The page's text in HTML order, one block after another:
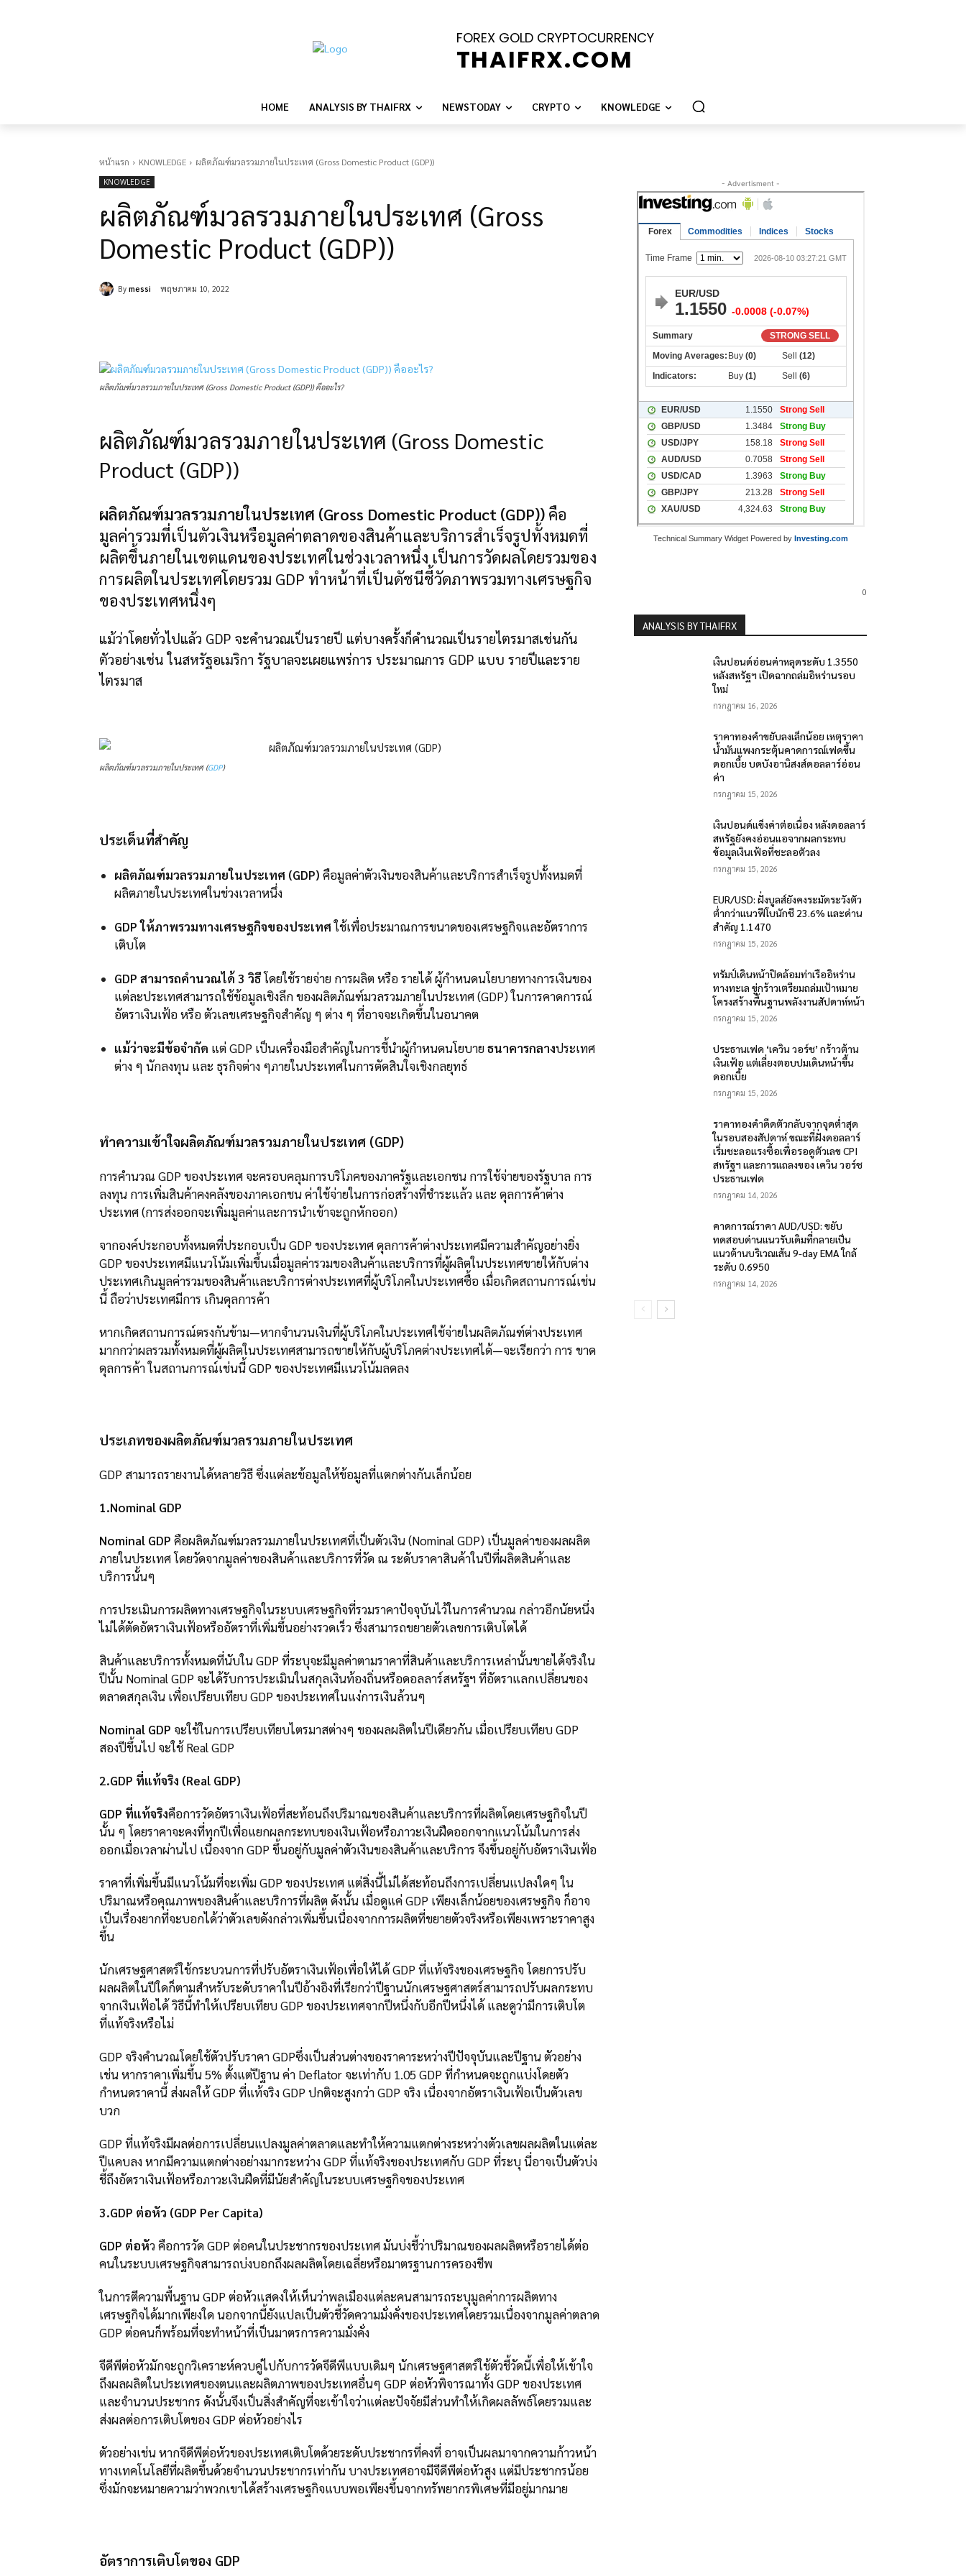
FOREX GOLD CRYPTOCURRENCY
THAIFRX.COM
HOME ANALYSIS BY THAIFRX NEWSTODAY CRYPTO KNOWLEDGE
หน้าแรก KNOWLEDGE ผลิตภัณฑ์มวลรวมภายในประเทศ (Gross Domestic Product (GDP))
KNOWLEDGE
ผลิตภัณฑ์มวลรวมภายในประเทศ (Gross
Domestic Product (GDP))
By messi พฤษภาคม 10, 2022
ผลิตภัณฑ์มวลรวมภายในประเทศ (Gross Domestic Product (GDP)) คืออะไร?
ผลิตภัณฑ์มวลรวมภายในประเทศ (Gross Domestic
Product (GDP))
ผลิตภัณฑ์มวลรวมภายในประเทศ (Gross Domestic Product (GDP)) คือ
มูลค่ารวมที่เป็นตัวเงินหรือมูลค่าตลาดของสินค้าและบริการสำเร็จรูปทั้งหมดที่
ผลิตขึ้นภายในเขตแดนของประเทศในช่วงเวลาหนึ่ง เป็นการวัดผลโดยรวมของ
การผลิตในประเทศโดยรวม GDP ทำหน้าที่เป็นดัชนีชี้วัดภาพรวมทางเศรษฐกิจ
ของประเทศหนึ่งๆ
แม้ว่าโดยทั่วไปแล้ว GDP จะคำนวณเป็นรายปี แต่บางครั้งก็คำนวณเป็นรายไตรมาสเช่นกัน
ตัวอย่างเช่น ในสหรัฐอเมริกา รัฐบาลจะเผยแพร่การ ประมาณการ GDP แบบ รายปีและราย
ไตรมาส
ผลิตภัณฑ์มวลรวมภายในประเทศ (GDP)
ประเด็นที่สำคัญ
ผลิตภัณฑ์มวลรวมภายในประเทศ (GDP) คือมูลค่าตัวเงินของสินค้าและบริการสำเร็จรูปทั้งหมดที่
ผลิตภายในประเทศในช่วงเวลาหนึ่ง
GDP ให้ภาพรวมทางเศรษฐกิจของประเทศใช้เพื่อประมาณการขนาดของเศรษฐกิจและอัตราการ
เติบโต
GDP สามารถคำนวณได้ 3 วิธีโดยใช้รายจ่าย การผลิต หรือ รายได้ ผู้กำหนดนโยบายทางการเงินของ
แต่ละประเทศสามารถใช้ข้อมูลเชิงลึก ของผลิตภัณฑ์มวลรวมภายในประเทศ (GDP) ในการคาดการณ์
อัตราเงินเฟ้อ หรือ ตัวเลขเศรษฐกิจสำคัญ ๆ ต่าง ๆ ที่อาจจะเกิดขึ้นในอนาคต
แม้ว่าจะมีข้อจำกัด แต่ GDP เป็นเครื่องมือสำคัญในการชี้นำผู้กำหนดนโยบายธนาคารกลางประเทศ
ต่าง ๆ นักลงทุน และ ธุรกิจต่าง ๆภายในประเทศในการตัดสินใจเชิงกลยุทธ์
ทำความเข้าใจผลิตภัณฑ์มวลรวมภายในประเทศ (GDP)
การคำนวณ GDP ของประเทศ จะครอบคลุมการบริโภคของภาครัฐและเอกชน การใช้จ่ายของรัฐบาล การ
ลงทุน การเพิ่มสินค้าคงคลังของภาคเอกชน ค่าใช้จ่ายในการก่อสร้างที่ชำระแล้ว และ ดุลการค้าต่าง
ประเทศ (การส่งออกจะเพิ่มมูลค่าและการนำเข้าจะถูกหักออก)
จากองค์ประกอบทั้งหมดที่ประกอบเป็น GDP ของประเทศ ดุลการค้าต่างประเทศมีความสำคัญอย่างยิ่ง
GDP ของประเทศมีแนวโน้มเพิ่มขึ้นเมื่อมูลค่ารวมของสินค้าและบริการที่ผู้ผลิตในประเทศขายให้กับต่าง
ประเทศเกินมูลค่ารวมของสินค้าและบริการต่างประเทศที่ผู้บริโภคในประเทศซื้อ เมื่อเกิดสถานการณ์เช่น
นี้ ถือว่าประเทศมีการ เกินดุลการค้า
หากเกิดสถานการณ์ตรงกันข้าม—หากจำนวนเงินที่ผู้บริโภคในประเทศใช้จ่ายในผลิตภัณฑ์ต่างประเทศ
มากกว่าผลรวมทั้งหมดที่ผู้ผลิตในประเทศสามารถขายให้กับผู้บริโภคต่างประเทศได้—จะเรียกว่า การ ขาด
ดุลการค้า ในสถานการณ์เช่นนี้ GDP ของประเทศมีแนวโน้มลดลง
ประเภทของผลิตภัณฑ์มวลรวมภายในประเทศ
GDP สามารถรายงานได้หลายวิธี ซึ่งแต่ละข้อมูลให้ข้อมูลที่แตกต่างกันเล็กน้อย
1.Nominal GDP
Nominal GDP คือผลิตภัณฑ์มวลรวมภายในประเทศที่เป็นตัวเงิน (Nominal GDP) เป็นมูลค่าของผลผลิต
ภายในประเทศ โดยวัดจากมูลค่าของสินค้าและบริการที่วัด ณ ระดับราคาสินค้าในปีที่ผลิตสินค้าและ
บริการนั้นๆ
การประเมินการผลิตทางเศรษฐกิจในระบบเศรษฐกิจที่รวมราคาปัจจุบันไว้ในการคำนวณ กล่าวอีกนัยหนึ่ง
ไม่ได้ตัดอัตราเงินเฟ้อหรืออัตราที่เพิ่มขึ้นอย่างรวดเร็ว ซึ่งสามารถขยายตัวเลขการเติบโตได้
สินค้าและบริการทั้งหมดที่นับใน GDP ที่ระบุจะมีมูลค่าตามราคาที่สินค้าและบริการเหล่านั้นขายได้จริงใน
ปีนั้น Nominal GDP จะได้รับการประเมินในสกุลเงินท้องถิ่นหรือดอลลาร์สหรัฐฯ ที่อัตราแลกเปลี่ยนของ
ตลาดสกุลเงิน เพื่อเปรียบเทียบ GDP ของประเทศในแง่การเงินล้วนๆ
Nominal GDP จะใช้ในการเปรียบเทียบไตรมาสต่างๆ ของผลผลิตในปีเดียวกัน เมื่อเปรียบเทียบ GDP
สองปีขึ้นไป จะใช้ Real GDP
2.GDP ที่แท้จริง (Real GDP)
GDP ที่แท้จริงคือการวัดอัตราเงินเฟ้อที่สะท้อนถึงปริมาณของสินค้าและบริการที่ผลิตโดยเศรษฐกิจในปี
นั้น ๆ โดยราคาจะคงที่ทุกปีเพื่อแยกผลกระทบของเงินเฟ้อหรือภาวะเงินฝืดออกจากแนวโน้มในการส่ง
ออกเมื่อเวลาผ่านไป เนื่องจาก GDP ขึ้นอยู่กับมูลค่าตัวเงินของสินค้าและบริการ จึงขึ้นอยู่กับอัตราเงินเฟ้อ
ราคาที่เพิ่มขึ้นมีแนวโน้มที่จะเพิ่ม GDP ของประเทศ แต่สิ่งนี้ไม่ได้สะท้อนถึงการเปลี่ยนแปลงใดๆ ใน
ปริมาณหรือคุณภาพของสินค้าและบริการที่ผลิต ดังนั้น เมื่อดูแค่ GDP เพียงเล็กน้อยของเศรษฐกิจ ก็อาจ
เป็นเรื่องยากที่จะบอกได้ว่าตัวเลขดังกล่าวเพิ่มขึ้นเนื่องจากการผลิตที่ขยายตัวจริงหรือเพียงเพราะราคาสูง
ขึ้น
นักเศรษฐศาสตร์ใช้กระบวนการที่ปรับอัตราเงินเฟ้อเพื่อให้ได้ GDP ที่แท้จริงของเศรษฐกิจ โดยการปรับ
ผลผลิตในปีใดก็ตามสำหรับระดับราคาในปีอ้างอิงที่เรียกว่าปีฐานนักเศรษฐศาสตร์สามารถปรับผลกระทบ
จากเงินเฟ้อได้ วิธีนี้ทำให้เปรียบเทียบ GDP ของประเทศจากปีหนึ่งกับอีกปีหนึ่งได้ และดูว่ามีการเติบโต
ที่แท้จริงหรือไม่
GDP จริงคำนวณโดยใช้ตัวปรับราคา GDPซึ่งเป็นส่วนต่างของราคาระหว่างปีปัจจุบันและปีฐาน ตัวอย่าง
เช่น หากราคาเพิ่มขึ้น 5% ตั้งแต่ปีฐาน ค่า Deflator จะเท่ากับ 1.05 GDP ที่กำหนดจะถูกแบ่งโดยตัว
กำหนดราคานี้ ส่งผลให้ GDP ที่แท้จริง GDP ปกติจะสูงกว่า GDP จริง เนื่องจากอัตราเงินเฟ้อเป็นตัวเลข
บวก
GDP ที่แท้จริงมีผลต่อการเปลี่ยนแปลงมูลค่าตลาดและทำให้ความแตกต่างระหว่างตัวเลขผลผลิตในแต่ละ
ปีแคบลง หากมีความแตกต่างอย่างมากระหว่าง GDP ที่แท้จริงของประเทศกับ GDP ที่ระบุ นี่อาจเป็นตัวบ่ง
ชี้ถึงอัตราเงินเฟ้อหรือภาวะเงินฝืดที่มีนัยสำคัญในระบบเศรษฐกิจของประเทศ
3.GDP ต่อหัว (GDP Per Capita)
GDP ต่อหัว คือการวัด GDP ต่อคนในประชากรของประเทศ มันบ่งชี้ว่าปริมาณของผลผลิตหรือรายได้ต่อ
คนในระบบเศรษฐกิจสามารถบ่งบอกถึงผลผลิตโดยเฉลี่ยหรือมาตรฐานการครองชีพ
ในการตีความพื้นฐาน GDP ต่อหัวแสดงให้เห็นว่าพลเมืองแต่ละคนสามารถระบุมูลค่าการผลิตทาง
เศรษฐกิจได้มากเพียงใด นอกจากนี้ยังแปลเป็นตัวชี้วัดความมั่งคั่งของประเทศโดยรวมเนื่องจากมูลค่าตลาด
GDP ต่อคนก็พร้อมที่จะทำหน้าที่เป็นมาตรการความมั่งคั่ง
จีดีพีต่อหัวมักจะถูกวิเคราะห์ควบคู่ไปกับการวัดจีดีพีแบบเดิมๆ นักเศรษฐศาสตร์ใช้ตัวชี้วัดนี้เพื่อให้เข้าใจ
ถึงผลผลิตในประเทศของตนและผลิตภาพของประเทศอื่นๆ GDP ต่อหัวพิจารณาทั้ง GDP ของประเทศ
และจำนวนประชากร ดังนั้นจึงเป็นสิ่งสำคัญที่จะเข้าใจว่าแต่ละปัจจัยมีส่วนทำให้เกิดผลลัพธ์โดยรวมและ
ส่งผลต่อการเติบโตของ GDP ต่อหัวอย่างไร
ตัวอย่างเช่น หากจีดีพีต่อหัวของประเทศเติบโตด้วยระดับประชากรที่คงที่ อาจเป็นผลมาจากความก้าวหน้า
ทางเทคโนโลยีที่ผลิตขึ้นด้วยจำนวนประชากรเท่ากัน บางประเทศอาจมีจีดีพีต่อหัวสูง แต่มีประชากรน้อย
ซึ่งมักจะหมายความว่าพวกเขาได้สร้างเศรษฐกิจแบบพอเพียงขึ้นจากทรัพยากรพิเศษที่มีอยู่มากมาย
อัตราการเติบโตของ GDP
- Advertisment -
Technical Summary Widget Powered by Investing.com
0
ANALYSIS BY THAIFRX
เงินปอนด์อ่อนค่าหลุดระดับ 1.3550
หลังสหรัฐฯ เปิดฉากถล่มอิหร่านรอบ
ใหม่
กรกฎาคม 16, 2026
ราคาทองคำขยับลงเล็กน้อย เหตุราคา
น้ำมันแพงกระตุ้นคาดการณ์เฟดขึ้น
ดอกเบี้ย บดบังอานิสงส์ดอลลาร์อ่อน
ค่า
กรกฎาคม 15, 2026
เงินปอนด์แข็งค่าต่อเนื่อง หลังดอลลาร์
สหรัฐยังคงอ่อนแอจากผลกระทบ
ข้อมูลเงินเฟ้อที่ชะลอตัวลง
กรกฎาคม 15, 2026
EUR/USD: ฝั่งบูลส์ยังคงระมัดระวังตัว
ต่ำกว่าแนวฟีโบนักชี 23.6% และด่าน
สำคัญ 1.1470
กรกฎาคม 15, 2026
ทรัมป์เดินหน้าปิดล้อมท่าเรืออิหร่าน
ทางทะเล ขู่กร้าวเตรียมถล่มเป้าหมาย
โครงสร้างพื้นฐานพลังงานสัปดาห์หน้า
กรกฎาคม 15, 2026
ประธานเฟด ‘เควิน วอร์ช’ กร้าวต้าน
เงินเฟ้อ แต่เลี่ยงตอบปมเดินหน้าขึ้น
ดอกเบี้ย
กรกฎาคม 15, 2026
ราคาทองคำดีดตัวกลับจากจุดต่ำสุด
ในรอบสองสัปดาห์ ขณะที่ฝั่งดอลลาร์
เริ่มชะลอแรงซื้อเพื่อรอดูตัวเลข CPI
สหรัฐฯ และการแถลงของ เควิน วอร์ช
ประธานเฟด
กรกฎาคม 14, 2026
คาดการณ์ราคา AUD/USD: ขยับ
ทดสอบด่านแนวรับเดิมที่กลายเป็น
แนวต้านบริเวณเส้น 9-day EMA ใกล้
ระดับ 0.6950
กรกฎาคม 14, 2026